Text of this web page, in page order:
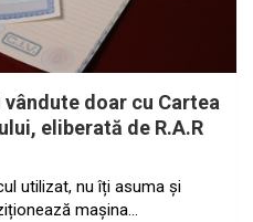
doar cu Cartea
eliberată de R.A.R
utilizat, nu îți asuma și
mașina…